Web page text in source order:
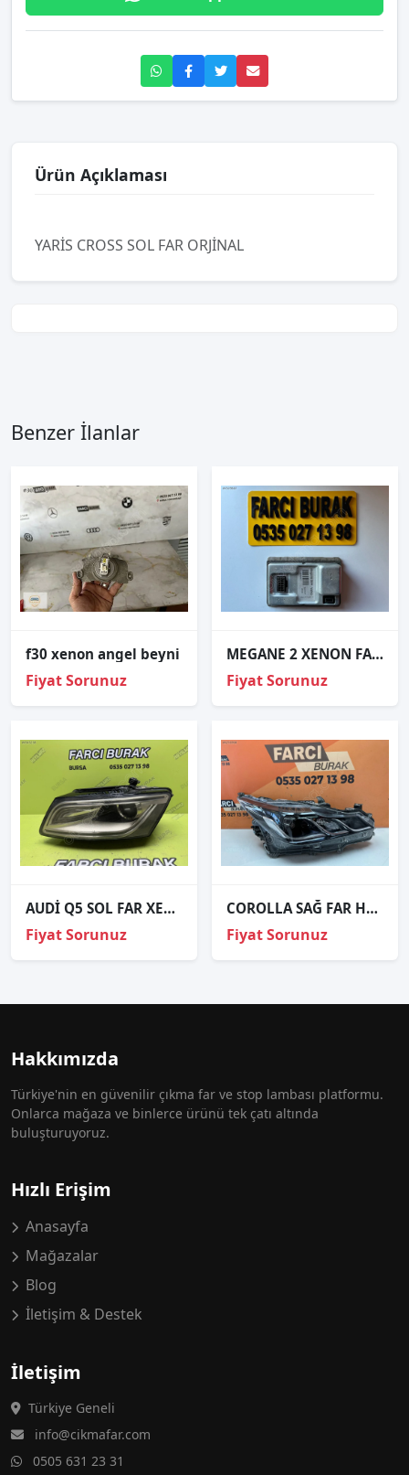
Ürün Açıklaması
YARİS CROSS SOL FAR ORJİNAL
Benzer İlanlar
f30 xenon angel beyni
Fiyat Sorunuz
MEGANE 2 XENON FAR BEYNİ 02-06 89309877
Fiyat Sorunuz
AUDİ Q5 SOL FAR XENON 2013- 8R0941005C
Fiyat Sorunuz
COROLLA SAĞ FAR HYBRİD LED ORJİNAL HATASIZ 81110-02T31 2019-2024
Fiyat Sorunuz
Hakkımızda
Türkiye'nin en güvenilir çıkma far ve stop lambası platformu.
Onlarca mağaza ve binlerce ürünü tek çatı altında
buluşturuyoruz.
Hızlı Erişim
Anasayfa
Mağazalar
Blog
İletişim & Destek
İletişim
Türkiye Geneli
info@cikmafar.com
0505 631 23 31